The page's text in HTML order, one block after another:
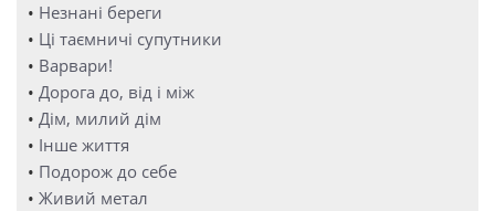
• Незнані береги
• Ці таємничі супутники
• Варвари!
• Дорога до, від і між
• Дім, милий дім
• Інше життя
• Подорож до себе
• Живий метал